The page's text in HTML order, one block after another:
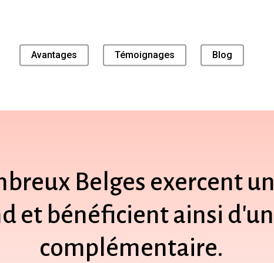
Avantages Témoignages Blog
Belges exercent un
et bénéficientainsi d'un
complémentaire.